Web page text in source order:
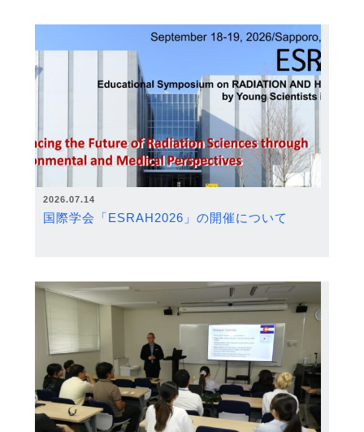
2026.07.14
国際学会「ESRAH2026」の開催について